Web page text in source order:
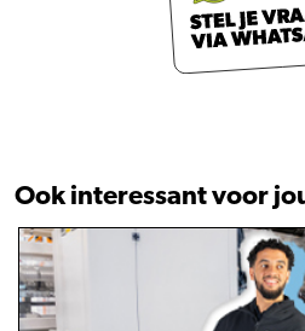
Ook interessant voor